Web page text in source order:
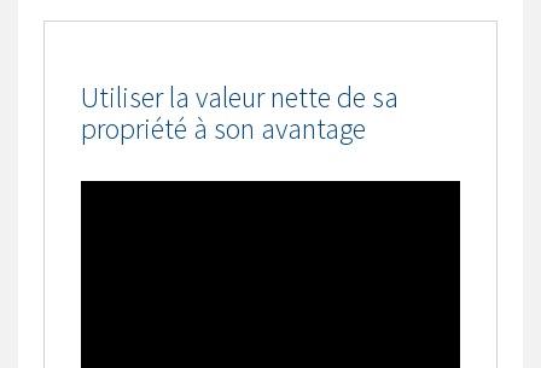
Utiliser la valeur nette de sa
propriété à son avantage